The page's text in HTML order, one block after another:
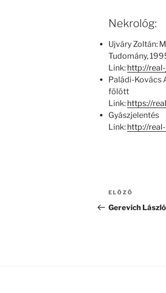
Nekrológ:
Ujváry Zoltán:
Tudomány,
Link: http://
Paládi-Kovács
fölött
Link: https://
Gyászjelentés
Link: http://
Bejegyzés
navigáció
Korábbi
bejegyzés
ELŐZŐ
Gerevich László